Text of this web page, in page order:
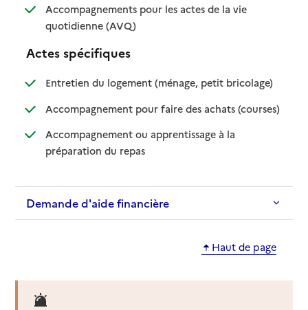
Accompagnements pour les actes de la vie
quotidienne (AVQ): disponible
: non disponible
Actes spécifiques
Entretien du logement (ménage, petit bricolage): disponible
: non
Accompagnement pour faire des achats (courses)
:
: non
Accompagnement ou apprentissage à la
préparation du repas: disponible
: non disponible
Demande d'aide financière
Haut de page